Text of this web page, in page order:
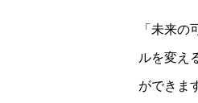
「未来
ルを変え
ができま